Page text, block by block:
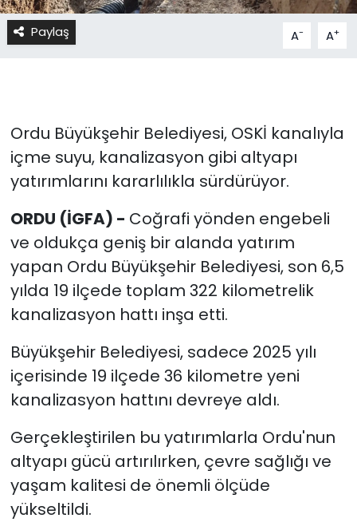
Paylaş A- A+
Ordu Büyükşehir Belediyesi, OSKİ kanalıyla
içme suyu, kanalizasyon gibi altyapı
yatırımlarını kararlılıkla sürdürüyor.
ORDU (İGFA) - Coğrafi yönden engebeli
ve oldukça geniş bir alanda yatırım
yapan Ordu Büyükşehir Belediyesi, son 6,5
yılda 19 ilçede toplam 322 kilometrelik
kanalizasyon hattı inşa etti.
Büyükşehir Belediyesi, sadece 2025 yılı
içerisinde 19 ilçede 36 kilometre yeni
kanalizasyon hattını devreye aldı.
Gerçekleştirilen bu yatırımlarla Ordu'nun
altyapı gücü artırılırken, çevre sağlığı ve
yaşam kalitesi de önemli ölçüde
yükseltildi.